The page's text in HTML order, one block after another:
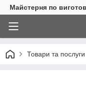
Майстерня по
Товари та послуги